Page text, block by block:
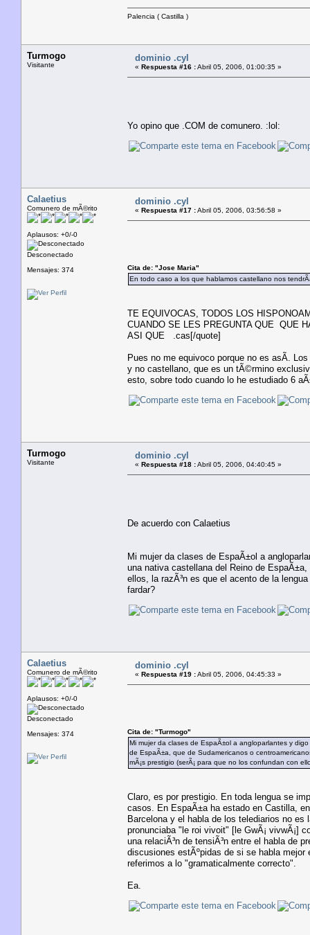
Palencia ( Castilla )
Turmogo
Visitante
dominio .cyl
« Respuesta #16 :Abril 05, 2006, 01:00:35 »
Yo opino que .COM de comunero. :lol:
Calaetius
Comunero de mÃ©rito
Aplausos: +0/-0
Desconectado
Mensajes: 374
dominio .cyl
« Respuesta #17 :Abril 05, 2006, 03:56:58 »
Cita de: "Jose Maria"
En todo caso a los que hablamos castellano nos
TE EQUIVOCAS, TODOS LOS
CUANDO SE LES PREGUNTA QUE QUE
ASI QUE .cas[/quote]
Pues no me equivoco porque no es asÃ­.
y no castellano, que es un tÃ©rmino
esto, sobre todo cuando lo he estudiado 6
Turmogo
Visitante
dominio .cyl
« Respuesta #18 :Abril 05, 2006, 04:40:45 »
De acuerdo con Calaetius
Mi mujer da clases de EspaÃ±ol a
una nativa castellana del Reino de
ellos, la razÃ³n es que el acento de la
fardar?
Calaetius
Comunero de mÃ©rito
Aplausos: +0/-0
Desconectado
Mensajes: 374
dominio .cyl
« Respuesta #19 :Abril 05, 2006, 04:45:33 »
Cita de: "Turmogo"
Mi mujer da clases de EspaÃ±ol a angloparlantes y
de EspaÃ±a, que de Sudamericanos o
mÃ¡s prestigio (serÃ¡ para que no los confundan con
Claro, es por prestigio. En toda lengua se
casos. En EspaÃ±a ha estado en Castilla,
Barcelona y el habla de los telediarios no es
pronunciaba "le roi vivoit" [le GwÃ¡ vivwÃ¡]
una relaciÃ³n de tensiÃ³n entre el habla de
discusiones estÃºpidas de si se habla
referimos a lo "gramaticalmente correcto".
Ea.